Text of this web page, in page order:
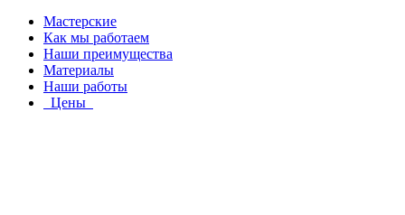
Мастерские
Как мы работаем
Наши преимущества
Материалы
Наши работы
Цены